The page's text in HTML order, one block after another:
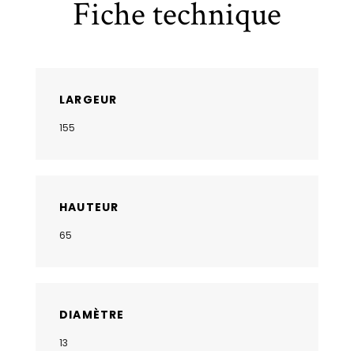
Fiche technique
LARGEUR
155
HAUTEUR
65
DIAMÈTRE
13